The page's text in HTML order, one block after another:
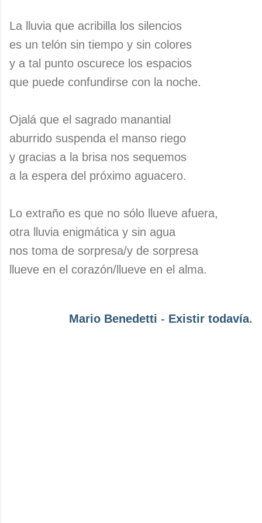
La lluvia que acribilla los silencios
es un telón sin tiempo y sin colores
y a tal punto oscurece los espacios
que puede confundirse con la noche.
Ojalá que el sagrado manantial
aburrido suspenda el manso riego
y gracias a la brisa nos sequemos
a la espera del próximo aguacero.
Lo extraño es que no sólo llueve afuera,
otra lluvia enigmática y sin agua
nos toma de sorpresa/y de sorpresa
llueve en el corazón/llueve en el alma.
Mario Benedetti - Existir todavía.